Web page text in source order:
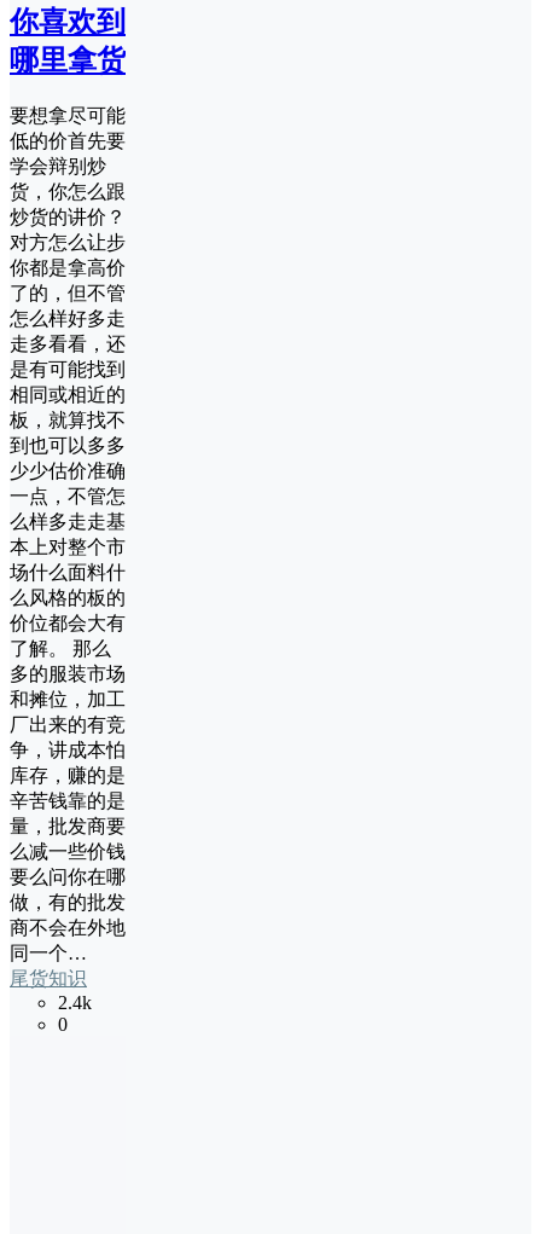
你喜欢到
哪里拿货
要想拿尽可能
低的价首先要
学会辩别炒
货，你怎么跟
炒货的讲价？
对方怎么让步
你都是拿高价
了的，但不管
怎么样好多走
走多看看，还
是有可能找到
相同或相近的
板，就算找不
到也可以多多
少少估价准确
一点，不管怎
么样多走走基
本上对整个市
场什么面料什
么风格的板的
价位都会大有
了解。 那么
多的服装市场
和摊位，加工
厂出来的有竞
争，讲成本怕
库存，赚的是
辛苦钱靠的是
量，批发商要
么减一些价钱
要么问你在哪
做，有的批发
商不会在外地
同一个…
尾货知识
2.4k
0